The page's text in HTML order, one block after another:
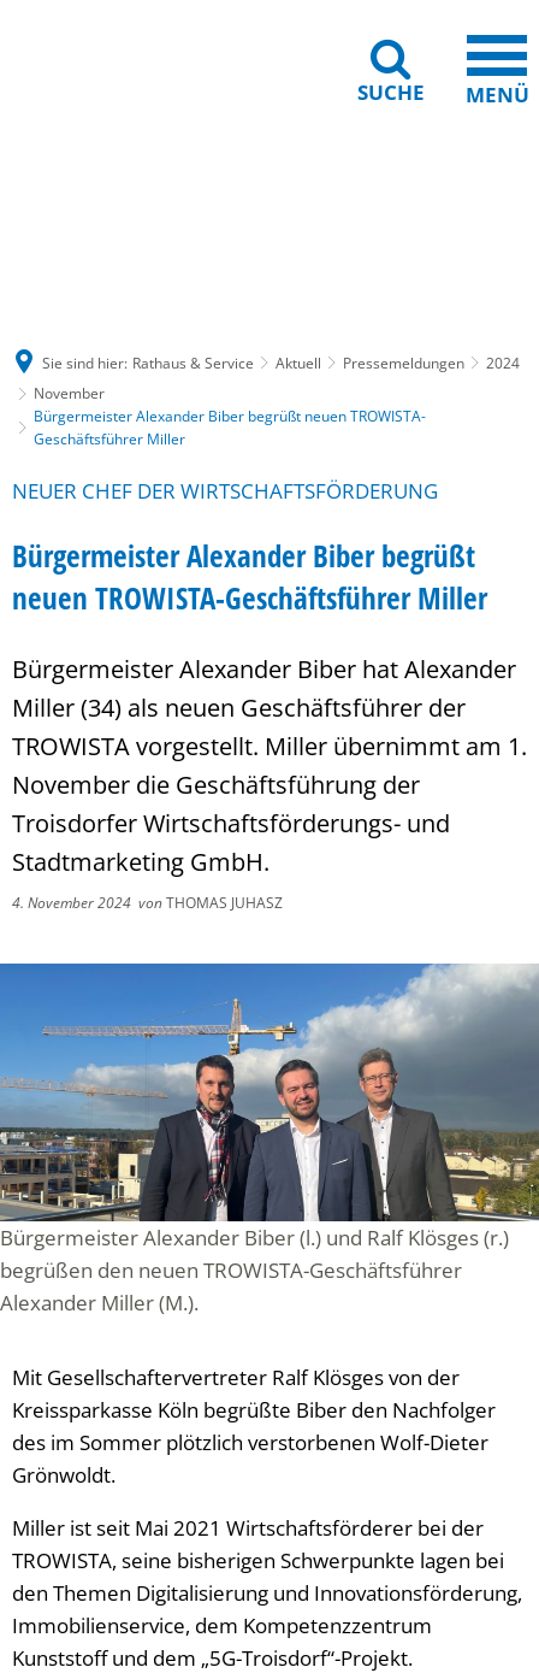
SUCHE MENÜ
Sie sind hier: Rathaus & Service Aktuell Pressemeldungen
2024
November
Bürgermeister Alexander Biber begrüßt neuen TROWISTA-
Geschäftsführer Miller
NEUER CHEF DER WIRTSCHAFTSFÖRDERUNG
Bürgermeister Alexander Biber begrüßt
neuen TROWISTA-Geschäftsführer Miller
Bürgermeister Alexander Biber hat Alexander
Miller (34) als neuen Geschäftsführer der
TROWISTA vorgestellt. Miller übernimmt am 1.
November die Geschäftsführung der
Troisdorfer Wirtschaftsförderungs- und
Stadtmarketing GmbH.
4. November 2024 vonTHOMAS JUHASZ
Bürgermeister Alexander Biber (l.) und Ralf Klösges (r.)
begrüßen den neuen TROWISTA-Geschäftsführer
Alexander Miller (M.).
Mit Gesellschaftervertreter Ralf Klösges von der
Kreissparkasse Köln begrüßte Biber den Nachfolger
des im Sommer plötzlich verstorbenen Wolf-Dieter
Grönwoldt.
Miller ist seit Mai 2021 Wirtschaftsförderer bei der
TROWISTA, seine bisherigen Schwerpunkte lagen bei
den Themen Digitalisierung und Innovationsförderung,
Immobilienservice, dem Kompetenzzentrum
Kunststoff und dem „5G-Troisdorf“-Projekt.